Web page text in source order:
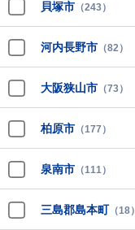
貝塚市 （243）
河内長野市 （82）
大阪狭山市 （73）
柏原市 （177）
泉南市 （111）
三島郡島本町 （18）